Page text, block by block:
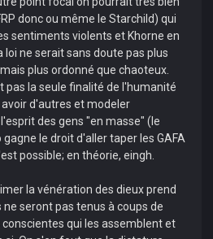
donc ou même le Starchild) qui
sentiments violents et Khorne en
loi ne serait sans doute pas plus
plus ordonné que chaoteux.
pas la seule finalité de l'humanité
d'autres et modeler
des gens "en masse" (le
le droit d'aller taper les GAFA
possible; en théorie, eingh.
la vénération des dieux prend
seront pas tenus à coups de
qui les assemblent et